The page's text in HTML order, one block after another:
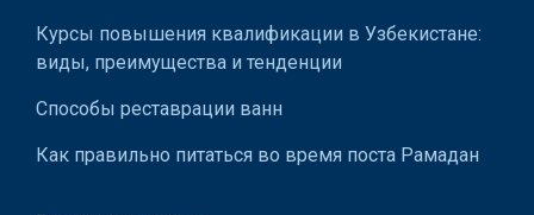
Курсы повышения квалификации в Узбекистане:
виды, преимущества и тенденции
Способы реставрации ванн
Как правильно питаться во время поста Рамадан